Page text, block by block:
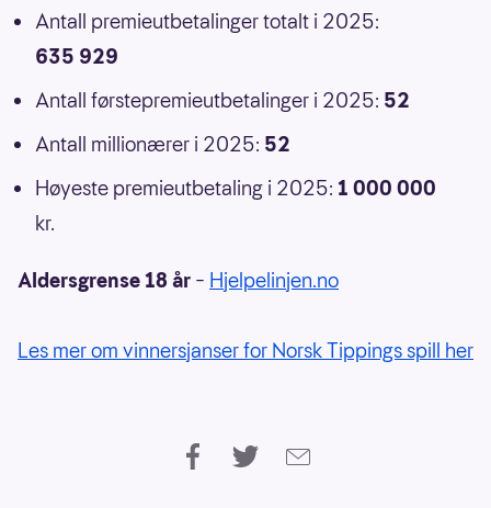
Antall premieutbetalinger totalt i 2025:
635 929
Antall førstepremieutbetalinger i 2025: 52
Antall millionærer i 2025: 52
Høyeste premieutbetaling i 2025: 1 000 000
kr.
Aldersgrense 18 år – Hjelpelinjen.no
Les mer om vinnersjanser for Norsk Tippings spill her